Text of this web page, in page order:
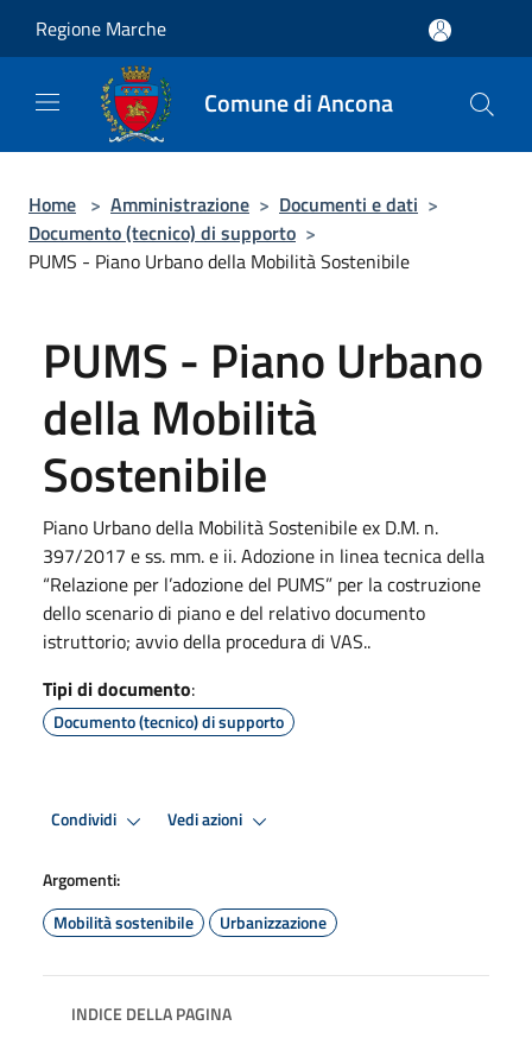
Regione Marche
Comune di Ancona
Home > Amministrazione > Documenti e dati >
Documento (tecnico) di supporto >
PUMS - Piano Urbano della Mobilità Sostenibile
PUMS - Piano Urbano
della Mobilità
Sostenibile
Piano Urbano della Mobilità Sostenibile ex D.M. n.
397/2017 e ss. mm. e ii. Adozione in linea tecnica della
“Relazione per l’adozione del PUMS” per la costruzione
dello scenario di piano e del relativo documento
istruttorio; avvio della procedura di VAS..
Tipi di documento:
Documento (tecnico) di supporto
Condividi Vedi azioni
Argomenti:
Mobilità sostenibile
Urbanizzazione
INDICE DELLA PAGINA